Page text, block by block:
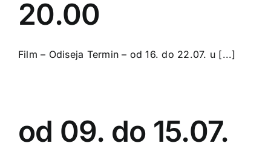
20.00
Film – Odiseja Termin – od 16. do 22.07. u [...]
od 09. do 15.07.